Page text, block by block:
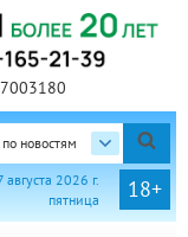
по новостям
18+
августа 2026 г.
пятница